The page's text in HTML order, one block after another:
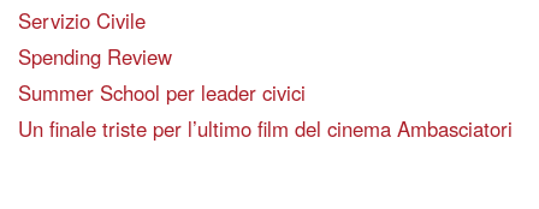
Servizio Civile
Spending Review
Summer School per leader civici
Un finale triste per l’ultimo film del cinema Ambasciatori